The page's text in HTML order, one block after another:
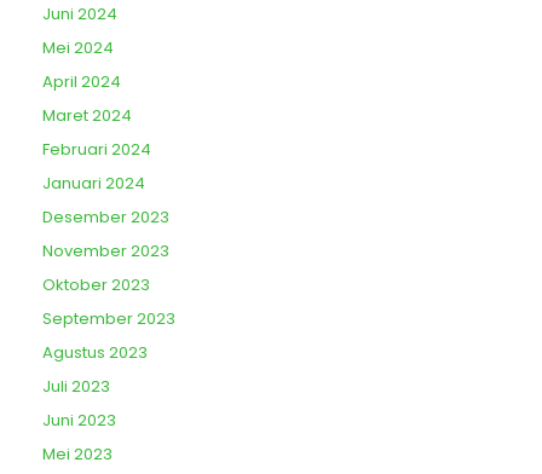
Juni 2024
Mei 2024
April 2024
Maret 2024
Februari 2024
Januari 2024
Desember 2023
November 2023
Oktober 2023
September 2023
Agustus 2023
Juli 2023
Juni 2023
Mei 2023